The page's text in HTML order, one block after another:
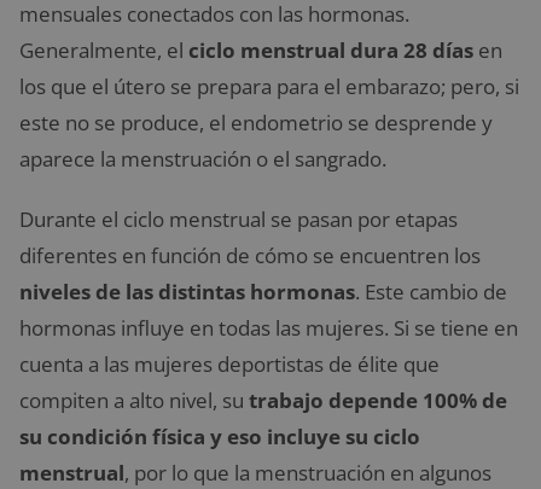
mensuales conectados con las hormonas.
Generalmente, el ciclo menstrual dura 28 días en
los que el útero se prepara para el embarazo; pero, si
este no se produce, el endometrio se desprende y
aparece la menstruación o el sangrado.
Durante el ciclo menstrual se pasan por etapas
diferentes en función de cómo se encuentren los
niveles de las distintas hormonas. Este cambio de
hormonas influye en todas las mujeres. Si se tiene en
cuenta a las mujeres deportistas de élite que
compiten a alto nivel, su trabajo depende 100% de
su condición física y eso incluye su ciclo
menstrual, por lo que la menstruación en algunos